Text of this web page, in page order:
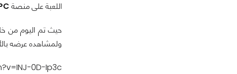
اللعبة على منصة
حيث تم اليوم من
ولمشاهده عرضه بالأسفل كما
0D-Ip3c